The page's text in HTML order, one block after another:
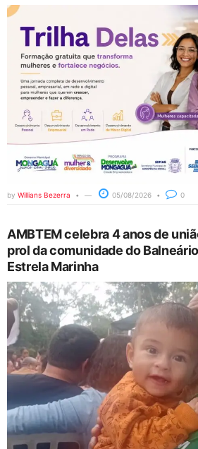
by Willians Bezerra 05/08/2026 0
AMBTEM celebra 4 anos de
prol da comunidade do
Estrela Marinha